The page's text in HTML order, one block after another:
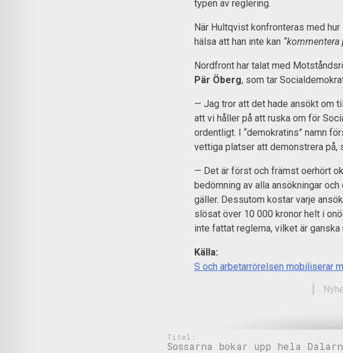
typen av reglering.
När Hultqvist konfronteras med
hälsa att han inte kan
Nordfront har talat med
Pär Öberg, som tar
— Jag tror att det hade ansökt om
att vi håller på att ruska om för
ordentligt. I “demokratins” namn
vettiga platser att demonstrera på,
— Det är först och främst oerhört
bedömning av alla ansökningar
gäller. Dessutom kostar varje
slösat över 10 000 kronor helt i
inte fattat reglerna, vilket är ganska
Källa:
S och arbetarrörelsen mobiliserar
Titel:
Sossarna bokar upp hela